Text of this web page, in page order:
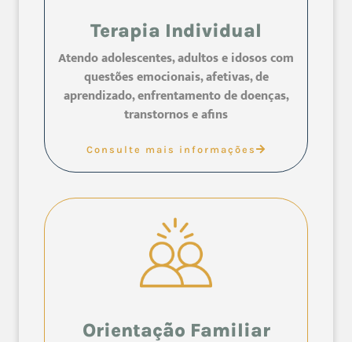
Terapia Individual
Atendo adolescentes, adultos e idosos com
questões emocionais, afetivas, de
aprendizado, enfrentamento de doenças,
transtornos e afins
Consulte mais informações
Orientação Familiar